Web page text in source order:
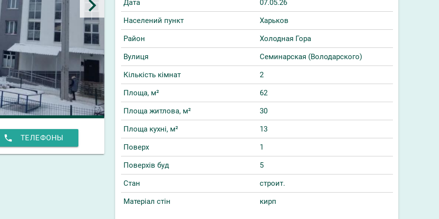
keyboard_arrow_right
phone ТЕЛЕФОНЫ
Дата 07.05.26
Населений пункт Харьков
Район Холодная Гора
Вулиця Семинарская (Володарского)
Кількість кімнат 2
Площа, м² 62
Площа житлова, м² 30
Площа кухні, м² 13
Поверх 1
Поверхів буд 5
Стан строит.
Матеріал стін кирп